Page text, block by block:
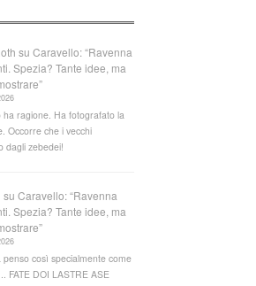
suCaravello: “Ravenna
Spezia? Tante idee, ma
ha ragione. Ha fotografato la
Occorre che i vecchi
dagli zebedei!
suCaravello: “Ravenna
Spezia? Tante idee, ma
penso così specialmente come
FATE DOI LASTRE ASE